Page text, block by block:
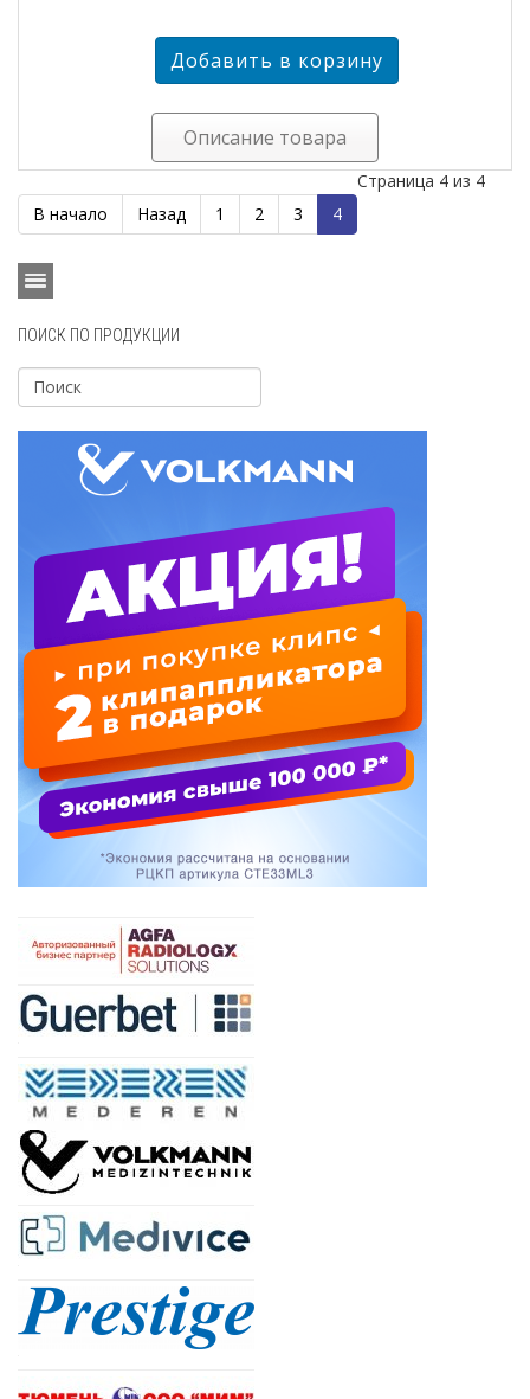
Описание товара
В начало Назад 1 2 3 4
Страница 4 из 4
ПОИСК ПО ПРОДУКЦИИ